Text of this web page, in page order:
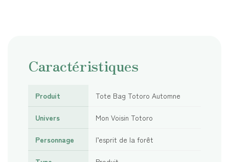
Caractéristiques
Produit Tote Bag Totoro Automne
Univers Mon Voisin Totoro
Personnage l’esprit de la forêt